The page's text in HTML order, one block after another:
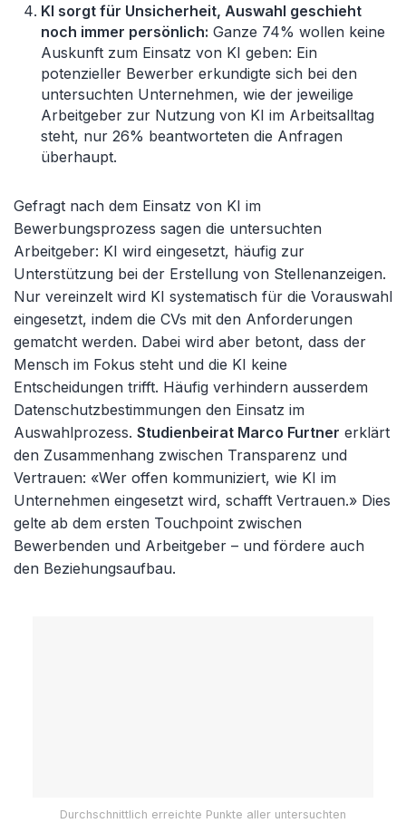
KI sorgt für Unsicherheit, Auswahl geschieht
noch immer persönlich: Ganze 74% wollen keine
Auskunft zum Einsatz von KI geben: Ein
potenzieller Bewerber erkundigte sich bei den
untersuchten Unternehmen, wie der jeweilige
Arbeitgeber zur Nutzung von KI im Arbeitsalltag
steht, nur 26% beantworteten die Anfragen
überhaupt.
Gefragt nach dem Einsatz von KI im
Bewerbungsprozess sagen die untersuchten
Arbeitgeber: KI wird eingesetzt, häufig zur
Unterstützung bei der Erstellung von Stellenanzeigen.
Nur vereinzelt wird KI systematisch für die Vorauswahl
eingesetzt, indem die CVs mit den Anforderungen
gematcht werden. Dabei wird aber betont, dass der
Mensch im Fokus steht und die KI keine
Entscheidungen trifft. Häufig verhindern ausserdem
Datenschutzbestimmungen den Einsatz im
Auswahlprozess. Studienbeirat Marco Furtner erklärt
den Zusammenhang zwischen Transparenz und
Vertrauen: «Wer offen kommuniziert, wie KI im
Unternehmen eingesetzt wird, schafft Vertrauen.» Dies
gelte ab dem ersten Touchpoint zwischen
Bewerbenden und Arbeitgeber – und fördere auch
den Beziehungsaufbau.
Durchschnittlich erreichte Punkte aller untersuchten